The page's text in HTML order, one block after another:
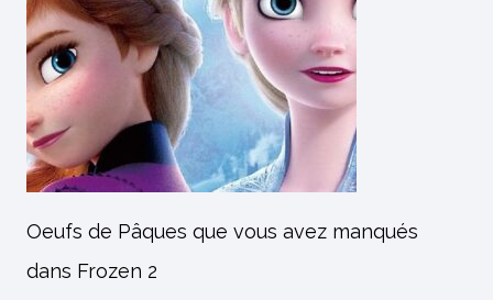
Oeufs de Pâques que vous avez manqués
dans Frozen 2